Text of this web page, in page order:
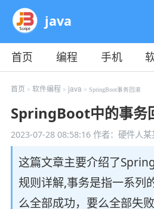
java
首页 编程 手机
教程
平面 服务器
首页 > 软件编程 > java> SpringBoot事务回滚
SpringBoot中的事务
2023-07-28 08:58:16作者：硬件人某
这篇文章主要介绍了
规则详解,事务是指一系列
么全部成功，要么全部失